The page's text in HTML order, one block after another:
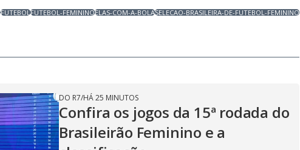
FUTEBOLFUTEBOL-FEMININOELAS-COM-A-BOLASELECAO-BRASILEIRA-DE-FUTEBOL-FEMININO
DO R7/HÁ 25 MINUTOS
Confira os jogos da 15ª rodada do
Brasileirão Feminino e a